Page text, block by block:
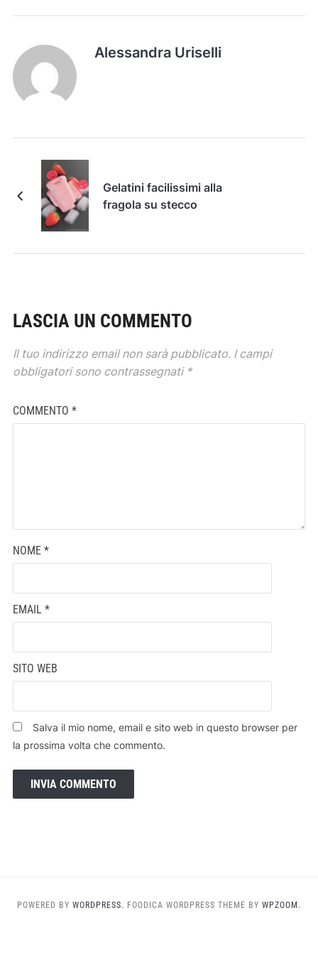
Alessandra Uriselli
Gelatini facilissimi alla
fragola su stecco
LASCIA UN COMMENTO
Il tuo indirizzo email non sarà pubblicato. I campi
obbligatori sono contrassegnati *
COMMENTO *
NOME *
EMAIL *
SITO WEB
Salva il mio nome, email e sito web in questo browser per
la prossima volta che commento.
POWERED BY WORDPRESS. FOODICA WORDPRESS THEME BY WPZOOM.